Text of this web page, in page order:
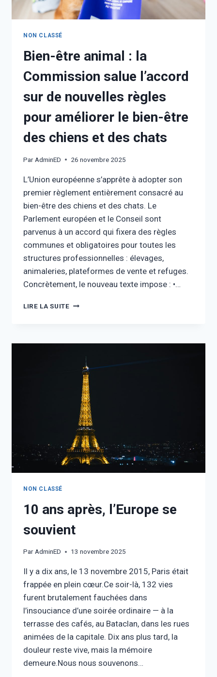
NON CLASSÉ
Bien-être animal : la
Commission salue l’accord
sur de nouvelles règles
pour améliorer le bien-être
des chiens et des chats
Par AdminED 26 novembre 2025
L’Union européenne s’apprête à adopter son
premier règlement entièrement consacré au
bien-être des chiens et des chats. Le
Parlement européen et le Conseil sont
parvenus à un accord qui fixera des règles
communes et obligatoires pour toutes les
structures professionnelles : élevages,
animaleries, plateformes de vente et refuges.
Concrètement, le nouveau texte impose : •…
LIRE LA SUITE
NON CLASSÉ
10 ans après, l’Europe se
souvient
Par AdminED 13 novembre 2025
Il y a dix ans, le 13 novembre 2015, Paris était
frappée en plein cœur.Ce soir-là, 132 vies
furent brutalement fauchées dans
l’insouciance d’une soirée ordinaire — à la
terrasse des cafés, au Bataclan, dans les rues
animées de la capitale. Dix ans plus tard, la
douleur reste vive, mais la mémoire
demeure.Nous nous souvenons…